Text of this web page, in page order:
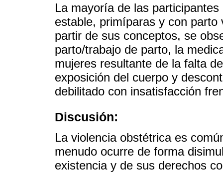
La mayoría de las
estable, primíparas y con
partir de sus conceptos, se
parto/trabajo de parto, la
mujeres resultante de la falta
exposición del cuerpo y
debilitado con insatisfacción
Discusión:
La violencia obstétrica es
menudo ocurre de forma
existencia y de sus derechos